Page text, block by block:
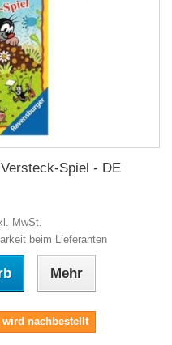
Spiel - DE
MwSt.
beim Lieferanten
Mehr
nachbestellt